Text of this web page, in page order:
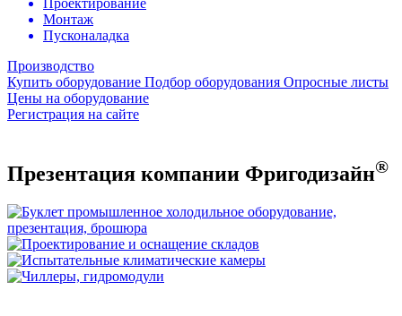
Монтаж
Пусконаладка
Производство
Купить оборудование Подбор оборудования Опросные листы
Цены на оборудование
Регистрация на сайте
Презентация компании Фригодизайн®